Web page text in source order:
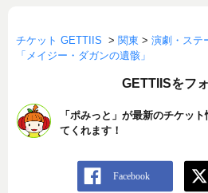
チケット GETTIIS > 関東 > 演劇・ステ
「メイジー・ダガンの遺骸」
GETTIISをフ
「ポみっと」が最新のチケッ
てくれます！